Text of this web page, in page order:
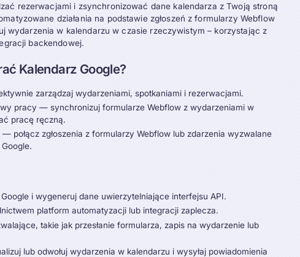
rezerwacjami i zsynchronizować dane kalendarza z Twoją stroną
działania na podstawie zgłoszeń z formularzy Webflow
wydarzenia w kalendarzu w czasie rzeczywistym – korzystając z
backendowej.
Kalendarz Google?
zarządzaj wydarzeniami, spotkaniami i rezerwacjami.
pracy — synchronizuj formularze Webflow z wydarzeniami w
pracę ręczną.
połącz zgłoszenia z formularzy Webflow lub zdarzenia wyzwalane
i wygeneruj dane uwierzytelniające interfejsu API.
platform automatyzacji lub integracji zaplecza.
takie jak przesłanie formularza, zapis na wydarzenie lub
lub odwołuj wydarzenia w kalendarzu i wysyłaj powiadomienia